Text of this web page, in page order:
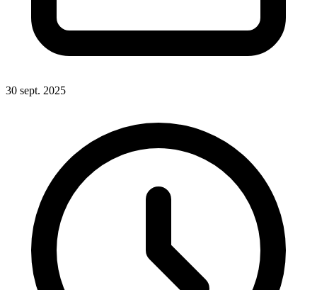
30 sept. 2025